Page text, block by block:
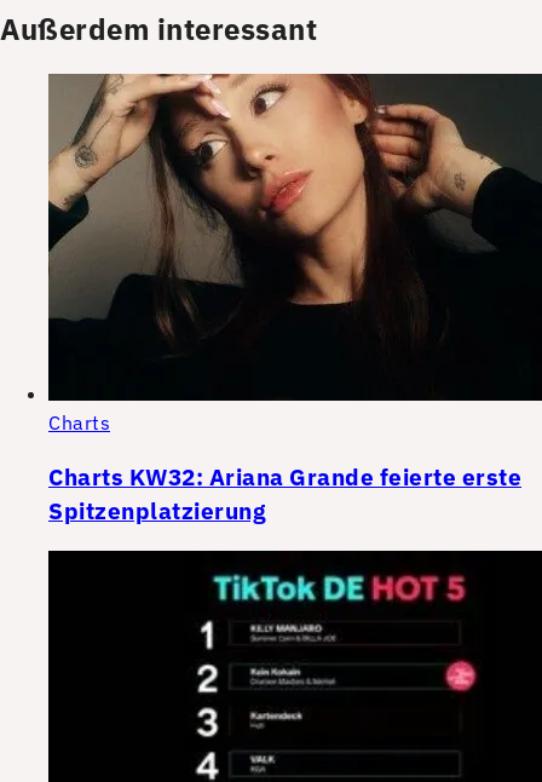
Außerdem interessant
Charts
Charts KW32: Ariana Grande feierte erste
Spitzenplatzierung